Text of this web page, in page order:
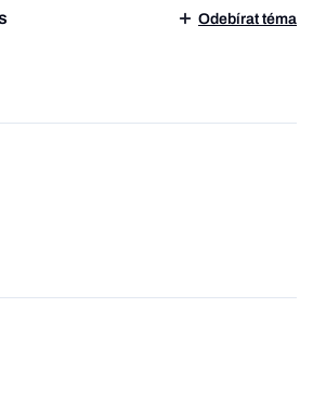
Odebírat téma